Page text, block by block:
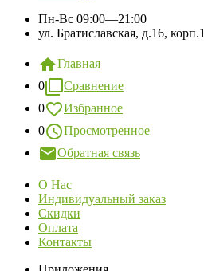
Пн-Вс 09:00—21:00
ул. Братиславская, д.16, корп.1
Главная
0
Сравнение
0
Избранное
0
Просмотренное
Обратная связь
О Нас
Индивидуальный заказ
Скидки
Оплата
Контакты